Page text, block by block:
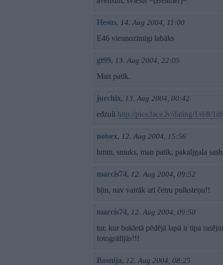
Hesus, 14. Aug 2004, 11:00
E46 viennozīmīgi labāks
gt99, 13. Aug 2004, 22:05
Man patīk.
jurchix, 13. Aug 2004, 00:42
edzuli http://pics.face.lv/dating/1/d/8/
noisex, 12. Aug 2004, 15:56
hmm, smuks, man patik, pakaljgala
marcis74, 12. Aug 2004, 09:52
bļin, nav vairāk arī četru pulksteņu!!
marcis74, 12. Aug 2004, 09:50
tur, kur bukletā pēdējā lapā ir tipa
fotogrāfijās!!!
Bosnija, 12. Aug 2004, 08:25